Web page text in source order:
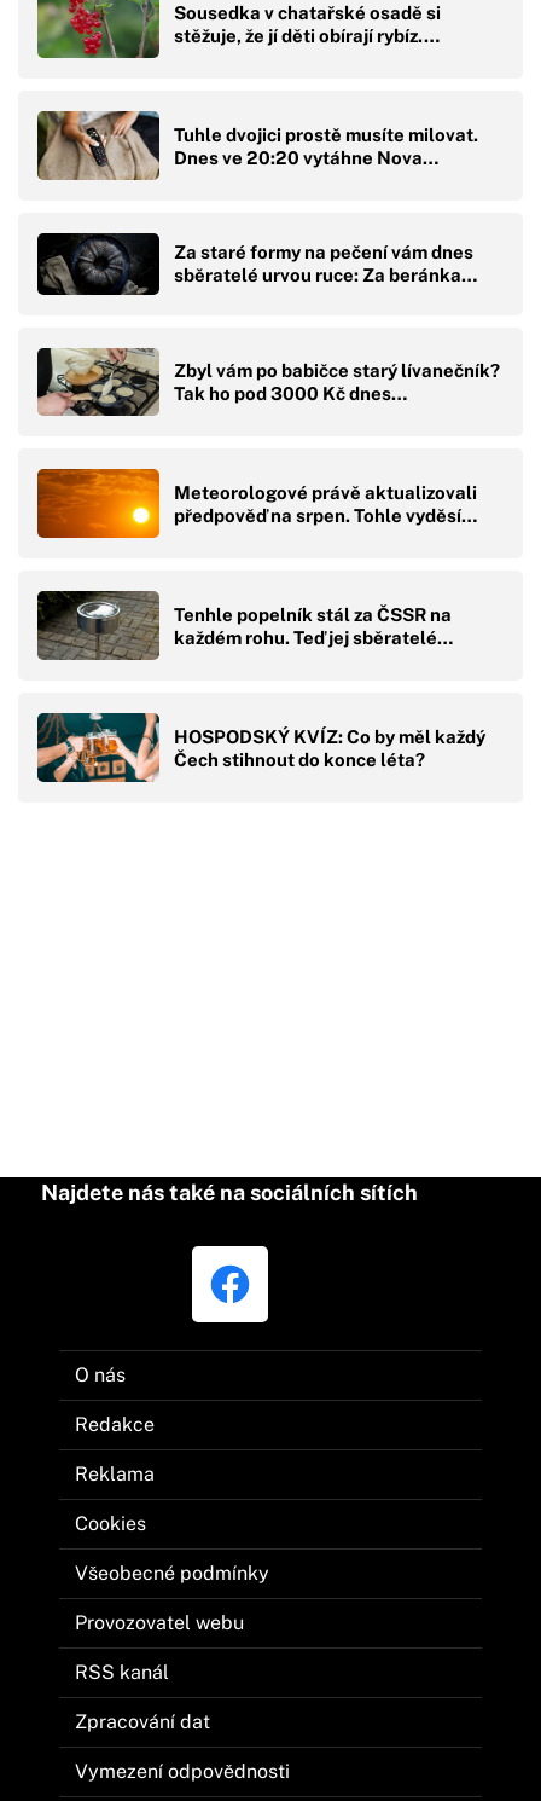
Sousedka v chatařské osadě si
stěžuje, že jí děti obírají rybíz.…
Tuhle dvojici prostě musíte milovat.
Dnes ve 20:20 vytáhne Nova…
Za staré formy na pečení vám dnes
sběratelé urvou ruce: Za beránka…
Zbyl vám po babičce starý lívanečník?
Tak ho pod 3000 Kč dnes…
Meteorologové právě aktualizovali
předpověď na srpen. Tohle vyděsí…
Tenhle popelník stál za ČSSR na
každém rohu. Teď jej sběratelé…
HOSPODSKÝ KVÍZ: Co by měl každý
Čech stihnout do konce léta?
Najdete nás také na sociálních sítích
O nás
Redakce
Reklama
Cookies
Všeobecné podmínky
Provozovatel webu
RSS kanál
Zpracování dat
Vymezení odpovědnosti